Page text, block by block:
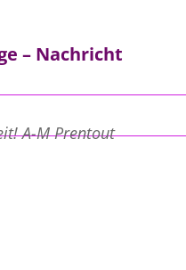
– Nachricht
A-M Prentout